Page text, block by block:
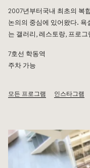
2007년부터국내 최초의 복
논의의 중심에 있어왔다. 욕
는 갤러리, 레스토랑, 프로
7호선 학동역
주차 가능
모든 프로그램 인스타그램